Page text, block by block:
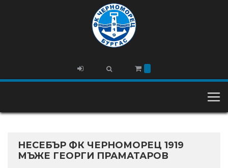
НЕСЕБЪР ФК ЧЕРНОМОРЕЦ 1919
МЪЖЕ ГЕОРГИ ПРАМАТАРОВ